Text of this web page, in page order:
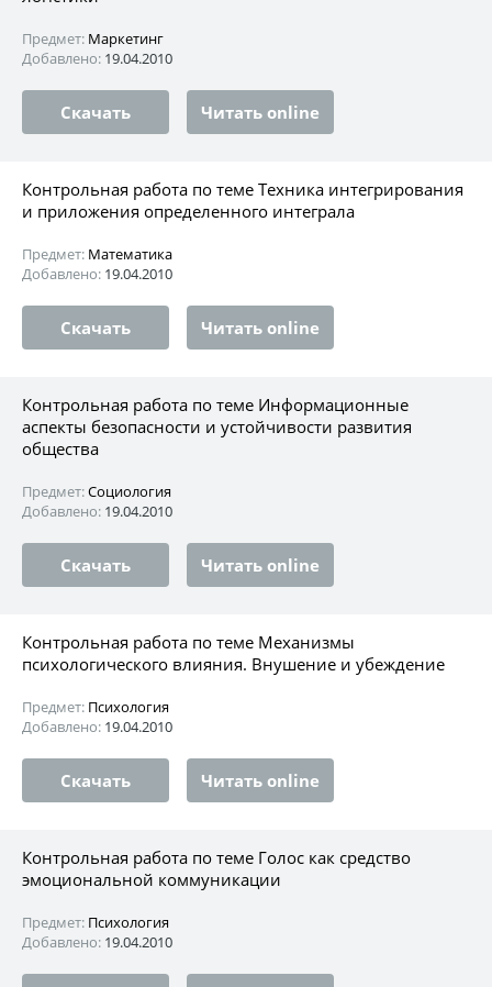
Предмет: Маркетинг
Добавлено: 19.04.2010
Скачать Читать online
Контрольная работа по теме Техника интегрирования
и приложения определенного интеграла
Предмет: Математика
Добавлено: 19.04.2010
Скачать Читать online
Контрольная работа по теме Информационные
аспекты безопасности и устойчивости развития
общества
Предмет:Социология
Добавлено: 19.04.2010
Скачать Читать online
Контрольная работа по теме Механизмы
психологического влияния. Внушение и убеждение
Предмет: Психология
Добавлено: 19.04.2010
Скачать Читать online
Контрольная работа по теме Голос как средство
эмоциональной коммуникации
Предмет: Психология
Добавлено: 19.04.2010